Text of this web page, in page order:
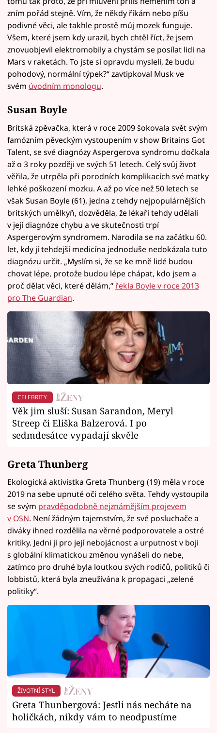
zním pořád stejně. Vím, že někdy říkám nebo píšu
podivné věci, ale takhle prostě můj mozek funguje.
Všem, které jsem kdy urazil, bych chtěl říct, že jsem
znovuobjevil elektromobily a chystám se posílat lidi na
Mars v raketách. To jste si opravdu mysleli, že budu
pohodový, normální týpek?“ zavtipkoval Musk ve
svém úvodním monologu.
Susan Boyle
Britská zpěvačka, která v roce 2009 šokovala svět svým
famózním pěveckým vystoupením v show Britains Got
Talent, se své diagnózy Aspergerova syndromu dočkala
až o 3 roky později ve svých 51 letech. Celý svůj život
věřila, že utrpěla při porodních komplikacích své matky
lehké poškození mozku. A až po více než 50 letech se
však Susan Boyle (61), jedna z tehdy nejpopulárnějších
britských umělkyň, dozvěděla, že lékaři tehdy udělali
v její diagnóze chybu a ve skutečnosti trpí
Aspergerovým syndromem. Narodila se na začátku 60.
let, kdy jí tehdejší medicína jednoduše nedokázala tuto
diagnózu určit. „Myslím si, že se ke mně lidé budou
chovat lépe, protože budou lépe chápat, kdo jsem a
proč dělat věci, které dělám,“ řekla Boyle v roce 2013
pro The Guardian.
CELEBRITY
Věk jim sluší: Susan Sarandon, Meryl
Streep či Eliška Balzerová. I po
sedmdesátce vypadají skvěle
Greta Thunberg
Ekologická aktivistka Greta Thunberg (19) měla v roce
2019 na sebe upnuté oči celého světa. Tehdy vystoupila
se svým pravděpodobně nejznámějším projevem
v OSN. Není žádným tajemstvím, že své posluchače a
diváky ihned rozdělila na věrné podporovatele a ostré
kritiky. Jedni ji pro její nebojácnost a urputnost v boji
s globální klimatickou změnou vynášeli do nebe,
zatímco pro druhé byla loutkou svých rodičů, politiků či
lobbistů, která byla zneužívána k propagaci „zelené
politiky“.
ŽIVOTNÍ STYL
Greta Thunbergová: Jestli nás necháte na
holičkách, nikdy vám to neodpustíme